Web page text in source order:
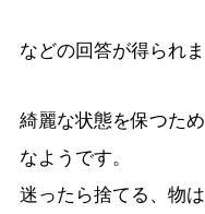
などの回答が得られま
綺麗な状態を保つた
なようです。
迷ったら捨てる、物